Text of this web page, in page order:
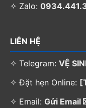
✧ Zalo:
LIÊN HỆ
✧ Telegram: VỆ
✧ Đặt hẹn Online:
✧ Email: Gửi Email